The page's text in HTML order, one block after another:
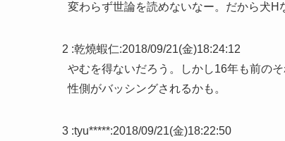
変わらず世論を読めないなー。だから犬H
2 :乾燒蝦仁:2018/09/21(金)18:24:12
やむを得ないだろう。しかし16年も前の
性側がバッシングされるかも。
3 :tyu*****:2018/09/21(金)18:22:50